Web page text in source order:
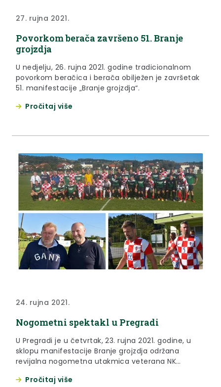
27. rujna 2021.
Povorkom berača završeno 51. Branje
grojzdja
U nedjelju, 26. rujna 2021. godine tradicionalnom
povorkom beračica i berača obilježen je završetak
51. manifestacije „Branje grojzdja“.
Pročitaj više
24. rujna 2021.
Nogometni spektakl u Pregradi
U Pregradi je u četvrtak, 23. rujna 2021. godine, u
sklopu manifestacije Branje grojzdja održana
revijalna nogometna utakmica veterana NK
saveza.
Pročitaj više